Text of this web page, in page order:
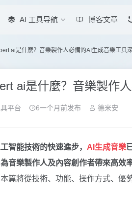
AI 工具导航 博客文章
ai是什麼？音樂製作人必備的AI生成音樂工具
ai是什麼？音樂製作
平台 6一个月前发布 德米安
智能技術的快速進步， AI生成音樂
為音樂製作人及內容創作者帶來高效
本篇將從技術、功能、操作方式、優